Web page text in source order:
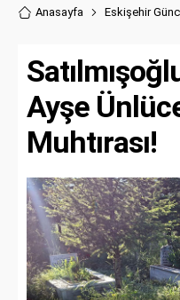
Anasayfa Eskişehir
Ayşe
Muhtırası!